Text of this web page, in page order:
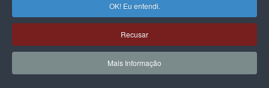
OK! Eu entendi.
Recusar
Mais Informação